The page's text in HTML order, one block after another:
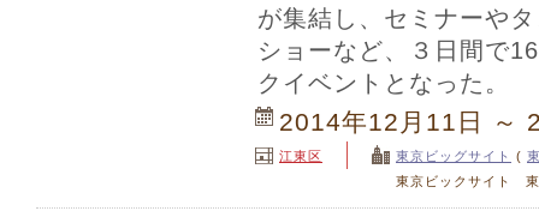
が集結し、セミナーや
ショーなど、３日間で
クイベントとなった。
2014年12月11日 ～
江東区 東京ビッグサイト (
東京ビックサイト